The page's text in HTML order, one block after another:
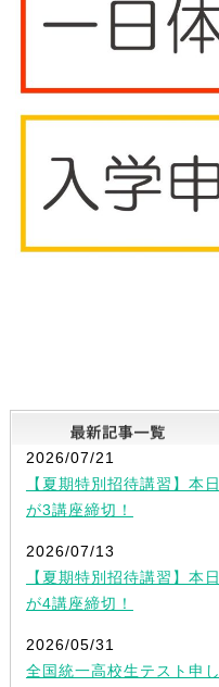
2026/07/21
【夏期特別招待講習】本日
が3講座締切！
2026/07/13
【夏期特別招待講習】本日
が4講座締切！
2026/05/31
全国統一高校生テスト申し